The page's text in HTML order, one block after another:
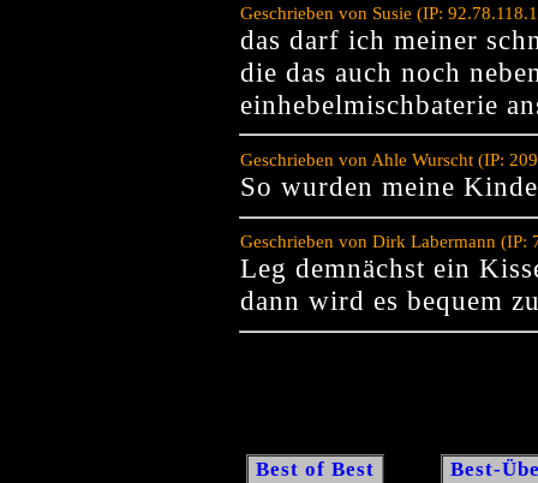
Geschrieben von Susie (IP:
das darf ich meiner
die das auch noch
einhebelmischbaterie
Geschrieben von Ahle Wurscht (IP:
So wurden meine
Geschrieben von Dirk Labermann
Leg demnächst ein
dann wird es bequem
Best of Best Best-